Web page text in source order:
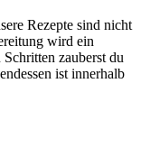
Rezepte sind nicht
wird ein
zauberst du
ist innerhalb